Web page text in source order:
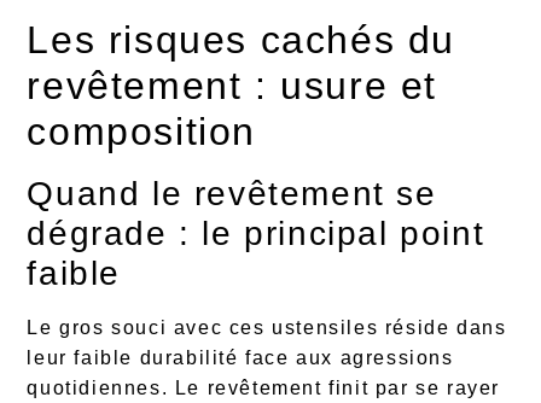
Les risques cachés du
revêtement : usure et
composition
Quand le revêtement se
dégrade : le principal point
faible
Le gros souci avec ces ustensiles réside dans
leur faible durabilité face aux agressions
quotidiennes. Le revêtement finit par se rayer